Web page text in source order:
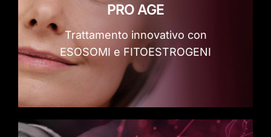
PRO AGE
Trattamento innovativo con
ESOSOMI e FITOESTROGENI